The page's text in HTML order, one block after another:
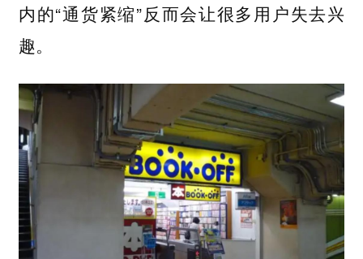
内的“通货紧缩”反而会让很多用户失去兴
趣。